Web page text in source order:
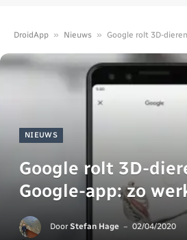
DroidApp » Nieuws » Google rolt 3D-dieren
NIEUWS
Google rolt 3D-
Google-app: zo
Door Stefan Hage 02/04/2020